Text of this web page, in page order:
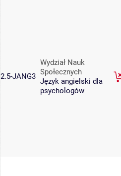
2.5-JANG3
Wydział Nauk
Społecznych
Język angielski dla
psychologów